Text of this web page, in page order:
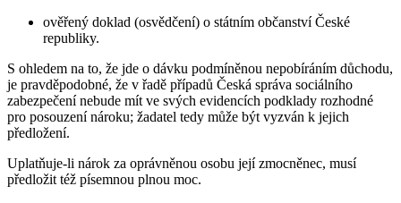
ověřený doklad (osvědčení) o státním občanství České
republiky.
S ohledem na to, že jde o dávku podmíněnou nepobíráním důchodu,
je pravděpodobné, že v řadě případů Česká správa sociálního
zabezpečení nebude mít ve svých evidencích podklady rozhodné
pro posouzení nároku; žadatel tedy může být vyzván k jejich
předložení.
Uplatňuje-li nárok za oprávněnou osobu její zmocněnec, musí
předložit též písemnou plnou moc.